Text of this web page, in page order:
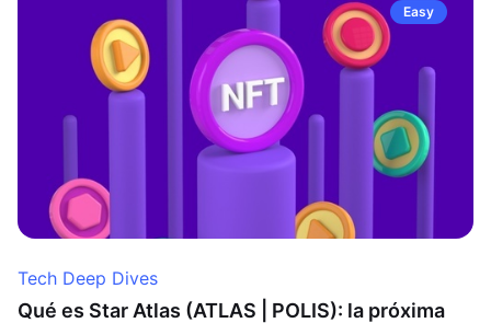
Easy
Tech Deep Dives
Qué es Star Atlas (ATLAS | POLIS): la próxima